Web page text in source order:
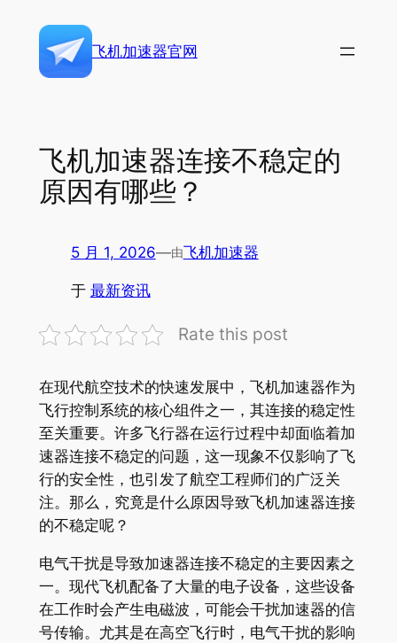
飞机加速器官网
飞机加速器连接不稳定的
原因有哪些？
5 月 1, 2026—由飞机加速器
于 最新资讯
Rate this post
在现代航空技术的快速发展中，飞机加速器作为
飞行控制系统的核心组件之一，其连接的稳定性
至关重要。许多飞行器在运行过程中却面临着加
速器连接不稳定的问题，这一现象不仅影响了飞
行的安全性，也引发了航空工程师们的广泛关
注。那么，究竟是什么原因导致飞机加速器连接
的不稳定呢？
电气干扰是导致加速器连接不稳定的主要因素之
一。现代飞机配备了大量的电子设备，这些设备
在工作时会产生电磁波，可能会干扰加速器的信
号传输。尤其是在高空飞行时，电气干扰的影响